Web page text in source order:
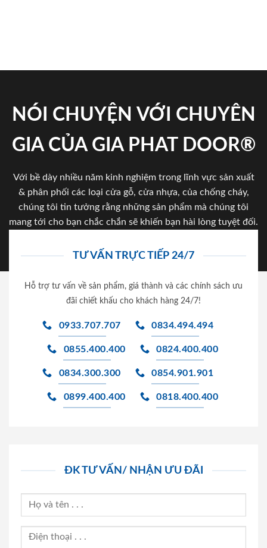
NÓI CHUYỆN VỚI CHUYÊN
GIA CỦA GIA PHAT DOOR®
Với bề dày nhiều năm kinh nghiệm trong lĩnh vực sản xuất
& phân phối các loại cửa gỗ, cửa nhựa, của chống cháy,
chúng tôi tin tưởng rằng những sản phẩm mà chúng tôi
mang tới cho bạn chắc chắn sẽ khiến bạn hài lòng tuyệt đối.
TƯ VẤN TRỰC TIẾP 24/7
Hỗ trợ tư vấn về sản phẩm, giá thành và các chính sách ưu
đãi chiết khấu cho khách hàng 24/7!
0933.707.707 0834.494.494
0855.400.400 0824.400.400
0834.300.300 0854.901.901
0899.400.400 0818.400.400
ĐK TƯ VẤN/ NHẬN ƯU ĐÃI